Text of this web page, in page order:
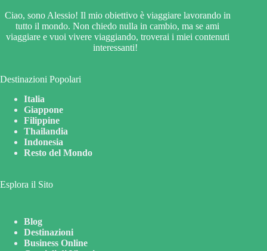
Ciao, sono Alessio! Il mio obiettivo è viaggiare lavorando in
tutto il mondo. Non chiedo nulla in cambio, ma se ami
viaggiare e vuoi vivere viaggiando, troverai i miei contenuti
interessanti!
Destinazioni Popolari
Italia
Giappone
Filippine
Thailandia
Indonesia
Resto del Mondo
Esplora il Sito
Blog
Destinazioni
Business Online